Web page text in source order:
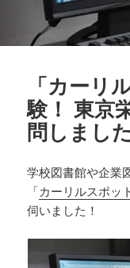
「カーリ
験！ 東京
問しました
学校図書館や企業
「カーリルスポッ
伺いました！